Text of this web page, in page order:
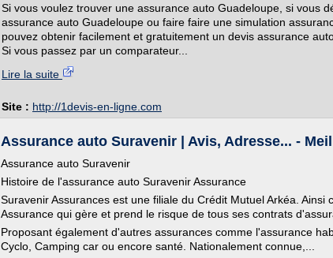
Si vous voulez trouver une assurance auto Guadeloupe, si vous
assurance auto Guadeloupe ou faire faire une simulation
pouvez obtenir facilement et gratuitement un devis assurance
Si vous passez par un comparateur...
Lire la suite
Site : http://1devis-en-ligne.com
Assurance auto Suravenir | Avis, Adresse... -
Assurance auto Suravenir
Histoire de l'assurance auto Suravenir Assurance
Suravenir Assurances est une filiale du Crédit Mutuel Arkéa. Ainsi
Assurance qui gère et prend le risque de tous ses contrats
Proposant également d'autres assurances comme l'assurance
Cyclo, Camping car ou encore santé. Nationalement connue,...